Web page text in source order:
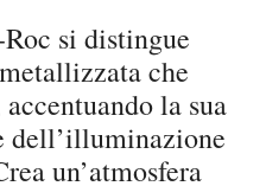
si distingue
che
la sua
dell’illuminazione
un’atmosfera